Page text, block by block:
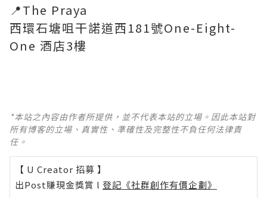
📍The Praya
西環石塘咀干諾道西181號One-Eight-
One 酒店3樓
*本站之內容由作者所提供，並不代表本站的立場。因此本站對
所有博客的立場、真實性、準確性及完整性不負任何法律責
任。
【 U Creator 招募 】
出Post賺現金獎賞 l 登記《社群創作有價企劃》